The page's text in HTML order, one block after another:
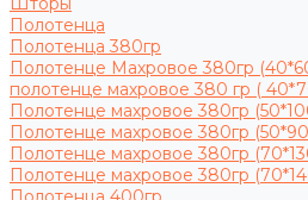
Полотенца
Полотенца 380гр
Полотенце Махровое 380гр
полотенце махровое 380 гр (
Полотенце махровое 380гр
Полотенце махровое 380гр
Полотенце махровое 380гр
Полотенце махровое 380гр